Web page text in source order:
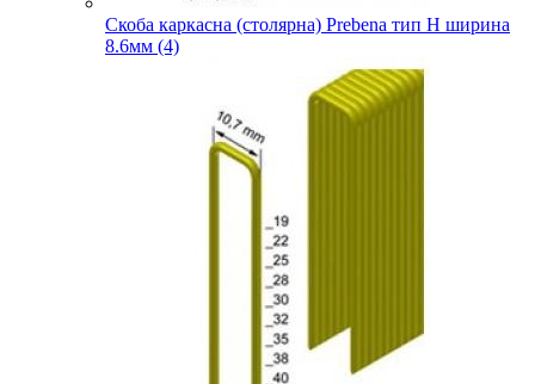
Скоба каркасна (столярна) Prebena тип H ширина
8.6мм (4)